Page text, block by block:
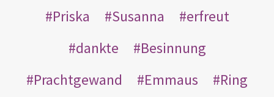
Priska
Susanna
erfreut
dankte
Besinnung
Prachtgewand
Emmaus
Ring